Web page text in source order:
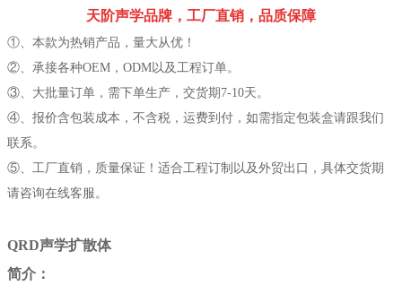
天阶声学品牌，工厂直销，品质保障
①、本款为热销产品，量大从优！
②、承接各种OEM，ODM以及工程订单。
③、大批量订单，需下单生产，交货期7-10天。
④、报价含包装成本，不含税，运费到付，如需指定包装盒请跟我们
联系。
⑤、工厂直销，质量保证！适合工程订制以及外贸出口，具体交货期
请咨询在线客服。
QRD声学扩散体
简介：